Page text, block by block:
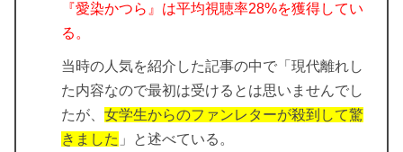
『愛染かつら』は平均視聴率28%を獲得してい
る。
当時の人気を紹介した記事の中で「現代離れし
た内容なので最初は受けるとは思いませんでし
たが、 女学生からのファンレターが殺到して驚
きました 」と述べている。